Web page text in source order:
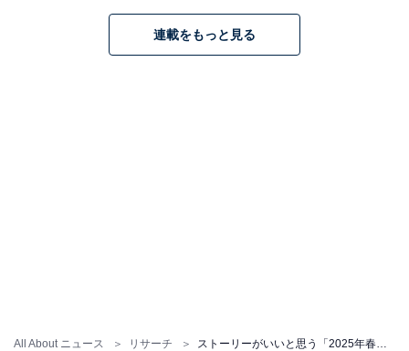
All About ニュース リサーチ
や苦悩がリアルに描かれるストーリーが人気。男女問わ
ず視聴者から共感が集まり、高い支持を得ているドラマ
連載をもっと見る